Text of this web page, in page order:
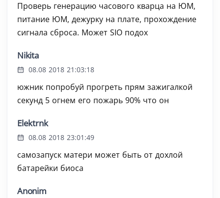
Проверь генерацию часового кварца на ЮМ,
питание ЮМ, дежурку на плате, прохождение
сигнала сброса. Может SIO подох
Nikita
08.08 2018 21:03:18
южник попробуй прогреть прям зажигалкой
секунд 5 огнем его пожарь 90% что он
Elektrnk
08.08 2018 23:01:49
самозапуск матери может быть от дохлой
батарейки биоса
Anonim